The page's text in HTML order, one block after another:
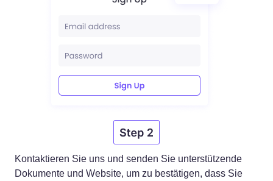
Kontaktieren Sie uns und senden Sie unterstützende
Dokumente und Website, um zu bestätigen, dass Sie